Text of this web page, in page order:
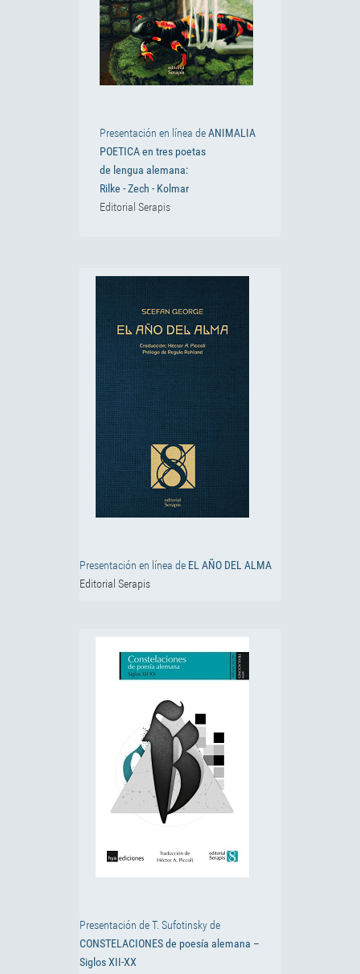
Presentación en línea deANIMALIA
POETICA en tres poetas
de lengua alemana:
Rilke - Zech - Kolmar
Editorial Serapis
Presentación en línea de EL AÑO DEL ALMA
Editorial Serapis
Presentación de T. Sufotinsky de
CONSTELACIONES de poesía alemana –
Siglos XII-XX